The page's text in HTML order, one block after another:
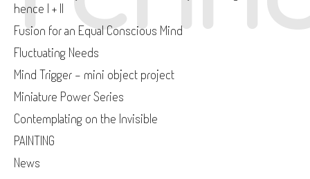
hence I + II
Fusion for an Equal Conscious Mind
Fluctuating Needs
Mind Trigger - mini object project
Miniature Power Series
Contemplating on the Invisible
PAINTING
News